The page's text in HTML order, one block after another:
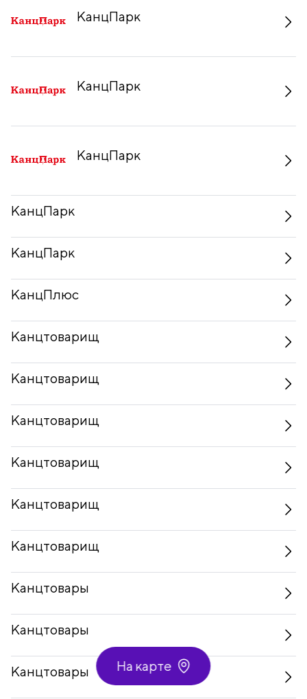
На карте
КанцПарк
КанцПарк
КанцПарк
КанцПарк
КанцПарк
КанцПлюс
Канцтоварищ
Канцтоварищ
Канцтоварищ
Канцтоварищ
Канцтоварищ
Канцтоварищ
Канцтовары
Канцтовары
Канцтовары